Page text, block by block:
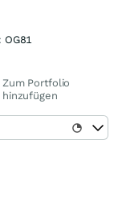
OG81
Zum Portfolio
hinzufügen